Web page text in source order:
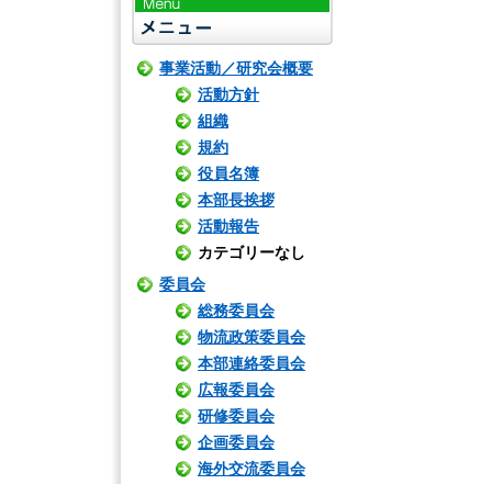
事業活動／研究会概要
活動方針
組織
規約
役員名簿
本部長挨拶
活動報告
カテゴリーなし
委員会
総務委員会
物流政策委員会
本部連絡委員会
広報委員会
研修委員会
企画委員会
海外交流委員会